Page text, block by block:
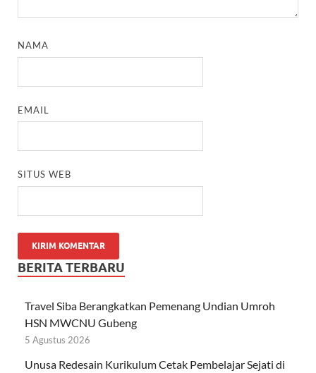
NAMA
EMAIL
SITUS WEB
BERITA TERBARU
Travel Siba Berangkatkan Pemenang Undian Umroh
HSN MWCNU Gubeng
5 Agustus 2026
Unusa Redesain Kurikulum Cetak Pembelajar Sejati di